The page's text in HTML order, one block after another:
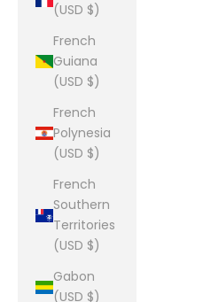
(USD $)
French
Guiana
(USD $)
French
Polynesia
(USD $)
French
Southern
Territories
(USD $)
Gabon
(USD $)